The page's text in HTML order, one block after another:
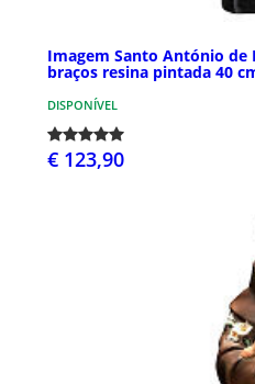
Imagem Santo António de
braços resina pintada 40
DISPONÍVEL
€ 123,90